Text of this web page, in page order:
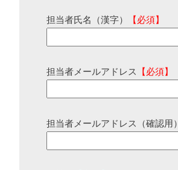
担当者氏名（漢字） 【必須】
担当者メールアドレス 【必須】
担当者メールアドレス（確認用）